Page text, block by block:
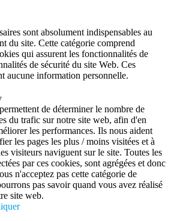
sont absolument indispensables au
du site. Cette catégorie comprend
qui assurent les fonctionnalités de
de sécurité du site Web. Ces
aucune information personnelle.
de déterminer le nombre de
du trafic sur notre site web, afin d'en
les performances. Ils nous aident
les pages les plus / moins visitées et à
visiteurs naviguent sur le site. Toutes les
par ces cookies, sont agrégées et donc
n'acceptez pas cette catégorie de
pas savoir quand vous avez réalisé
site web.